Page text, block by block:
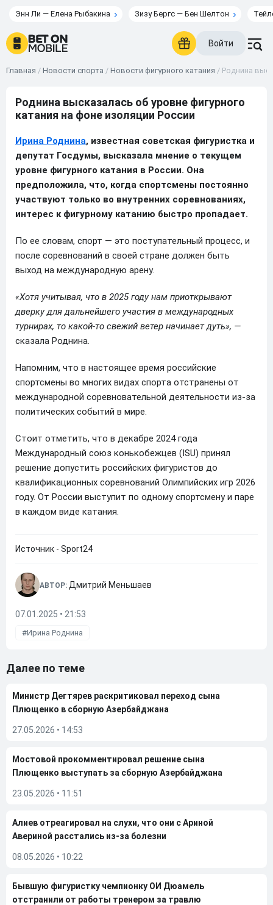
Энн Ли — Елена Рыбакина Зизу Бергс — Бен Шелтон
Войти
Главная / Новости спорта / Новости фигурного катания / Роднина
Роднина высказалась об уровне фигурного
катания на фоне изоляции России
Ирина Роднина, известная советская фигуристка и
депутат Госдумы, высказала мнение о текущем
уровне фигурного катания в России. Она
предположила, что, когда спортсмены постоянно
участвуют только во внутренних соревнованиях,
интерес к фигурному катанию быстро пропадает.
По ее словам, спорт — это поступательный процесс, и
после соревнований в своей стране должен быть
выход на международную арену.
«Хотя учитывая, что в 2025 году нам приоткрывают
дверку для дальнейшего участия в международных
турнирах, то какой-то свежий ветер начинает дуть», —
сказала Роднина.
Напомним, что в настоящее время российские
спортсмены во многих видах спорта отстранены от
международной соревновательной деятельности из-за
политических событий в мире.
Стоит отметить, что в декабре 2024 года
Международный союз конькобежцев (ISU) принял
решение допустить российских фигуристов до
квалификационных соревнований Олимпийских игр 2026
году. От России выступит по одному спортсмену и паре
в каждом виде катания.
Источник - Sport24
АВТОР: Дмитрий Меньшаев
07.01.2025 • 21:53
Ирина Роднина
Далее по теме
Министр Дегтярев раскритиковал переход сына
Плющенко в сборную Азербайджана
27.05.2026 • 14:53
Мостовой прокомментировал решение сына
Плющенко выступать за сборную Азербайджана
23.05.2026 • 11:51
Алиев отреагировал на слухи, что они с Ариной
Авериной расстались из-за болезни
08.05.2026 • 10:22
Бывшую фигуристку чемпионку ОИ Дюамель
отстранили от работы тренером за травлю